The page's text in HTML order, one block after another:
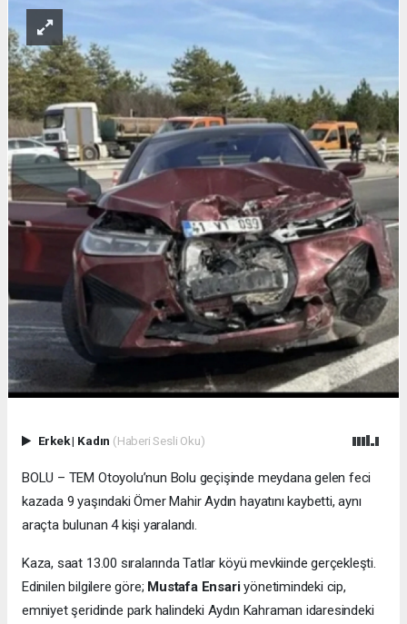
Erkek| Kadın (Haberi Sesli Oku)
BOLU – TEM Otoyolu’nun Bolu geçişinde meydana gelen feci
kazada 9 yaşındaki Ömer Mahir Aydın hayatını kaybetti, aynı
araçta bulunan 4 kişi yaralandı.
Kaza, saat 13.00 sıralarında Tatlar köyü mevkiinde gerçekleşti.
Edinilen bilgilere göre; Mustafa Ensariyönetimindeki cip,
emniyet şeridinde park halindeki Aydın Kahraman idaresindeki